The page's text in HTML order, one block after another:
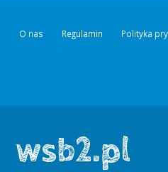
O nas Regulamin Polityka